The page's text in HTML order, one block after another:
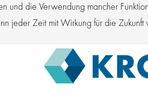
und die Verwendung mancher
jeder Zeit mit Wirkung für die